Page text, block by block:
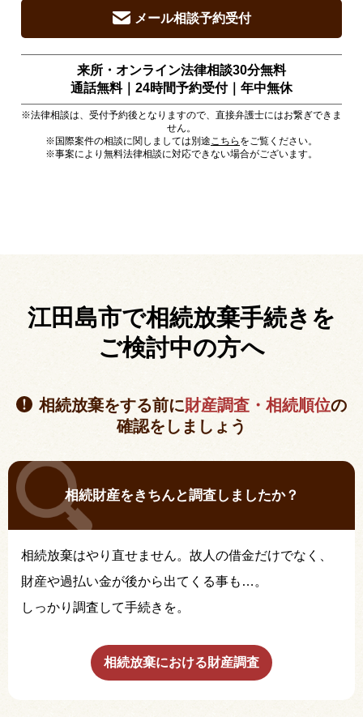
メール相談予約受付
来所・オンライン法律相談30分無料
通話無料｜24時間予約受付｜ 年中無休
※法律相談は、受付予約後となりますので、直接弁護士にはお繋ぎできま
せん。
※国際案件の相談に関しましては別途こちら をご覧ください。
※事案により無料法律相談に対応できない場合がございます。
江田島市で相続放棄手続きを
ご検討中の方へ
相続放棄をする前に財産調査・相続順位の
確認をしましょう
相続財産をきちんと調査しましたか？
相続放棄はやり直せません。故人の借金だけでなく、
財産や過払い金が後から出てくる事も…。
しっかり調査して手続きを。
相続放棄における財産調査